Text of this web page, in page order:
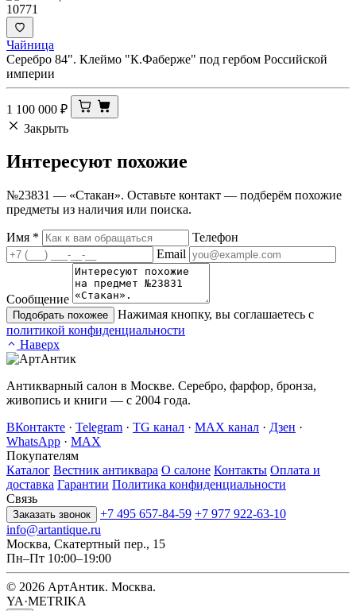
10771
Чайница
Серебро 84". Клеймо "К.Фаберже" под гербом Российской
империи
1 100 000 ₽
Закрыть
Интересуют похожие
№23831 — «Стакан». Оставьте контакт — подберём похожие
предметы из наличия или поиска.
Имя *
Телефон
Email
Сообщение
Подобрать похожее
Нажимая кнопку, вы соглашаетесь с
политикой конфиденциальности
Наверх
Антикварный салон в Москве. Серебро, фарфор, бронза,
живопись и книги — с 2004 года.
ВКонтакте · Telegram · TG канал · MAX канал · Дзен ·
WhatsApp · MAX
Покупателям
Каталог Вестник антиквара О салоне Контакты Оплата и
доставка Гарантии Политика конфиденциальности
Связь
Заказать звонок +7 495 657-84-59 +7 977 922-63-10
info@artantique.ru
Москва, Скатертный пер., 15
Пн–Пт 10:00–19:00
© 2026 АртАнтик. Москва.
YA·METRIKA